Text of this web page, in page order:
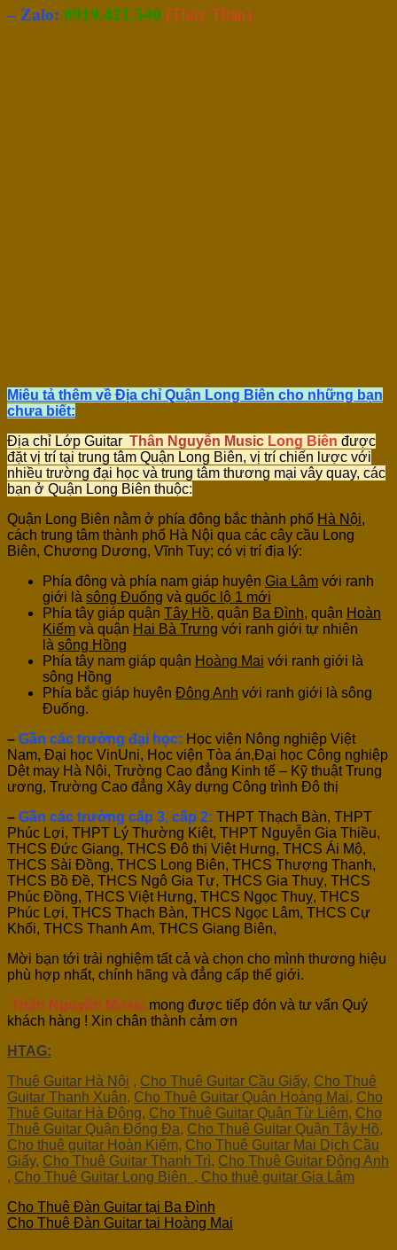
– Zalo: 0919.421.540 (Thầy Thân)
Miêu tả thêm về Địa chỉ Quận Long Biên cho những bạn
chưa biết:
Địa chỉ Lớp Guitar Thân Nguyễn Music Long Biên được
đặt vị trí tại trung tâm Quận Long Biên, vị trí chiến lược với
nhiều trường đại học và trung tâm thương mại vây quay, các
bạn ở Quận Long Biên thuộc:
Quận Long Biên nằm ở phía đông bắc thành phố Hà Nội,
cách trung tâm thành phố Hà Nội qua các cây cầu Long
Biên, Chương Dương, Vĩnh Tuy; có vị trí địa lý:
Phía đông và phía nam giáp huyện Gia Lâm với ranh
giới là sông Đuống và quốc lộ 1 mới
Phía tây giáp quận Tây Hồ, quận Ba Đình, quận Hoàn
Kiếm và quận Hai Bà Trưng với ranh giới tự nhiên
là sông Hồng
Phía tây nam giáp quận Hoàng Mai với ranh giới là
sông Hồng
Phía bắc giáp huyện Đông Anh với ranh giới là sông
Đuống.
– Gần các trường đại học: Học viện Nông nghiệp Việt
Nam, Đại học VinUni, Học viện Tòa án,Đại học Công nghiệp
Dệt may Hà Nội, Trường Cao đẳng Kinh tế – Kỹ thuật Trung
ương, Trường Cao đẳng Xây dựng Công trình Đô thị
– Gần các trường cấp 3, cấp 2: THPT Thạch Bàn, THPT
Phúc Lợi, THPT Lý Thường Kiệt, THPT Nguyễn Gia Thiều,
THCS Đức Giang, THCS Đô thị Việt Hưng, THCS Ái Mộ,
THCS Sài Đồng, THCS Long Biên, THCS Thượng Thanh,
THCS Bồ Đề, THCS Ngô Gia Tự, THCS Gia Thuỵ, THCS
Phúc Đồng, THCS Việt Hưng, THCS Ngọc Thuỵ, THCS
Phúc Lợi, THCS Thạch Bàn, THCS Ngọc Lâm, THCS Cự
Khối, THCS Thanh Am, THCS Giang Biên,
Mời bạn tới trải nghiệm tất cả và chọn cho mình thương hiệu
phù hợp nhất, chính hãng và đẳng cấp thế giới.
Thân Nguyễn Music mong được tiếp đón và tư vấn Quý
khách hàng ! Xin chân thành cảm ơn
HTAG:
Thuê Guitar Hà Nội , Cho Thuê Guitar Cầu Giấy, Cho Thuê
Guitar Thanh Xuân, Cho Thuê Guitar Quận Hoàng Mai, Cho
Thuê Guitar Hà Đông, Cho Thuê Guitar Quận Từ Liêm, Cho
Thuê Guitar Quận Đống Đa, Cho Thuê Guitar Quận Tây Hồ,
Cho thuê guitar Hoàn Kiếm, Cho Thuê Guitar Mai Dịch Cầu
Giấy, Cho Thuê Guitar Thanh Trì, Cho Thuê Guitar Đông Anh
, Cho Thuê Guitar Long Biên , Cho thuê guitar Gia Lâm
Cho Thuê Đàn Guitar tại Ba Đình
Cho Thuê Đàn Guitar tại Hoàng Mai